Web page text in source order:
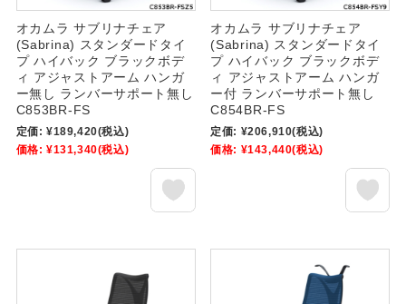
オカムラ サブリナチェア
(Sabrina) スタンダードタイ
プ ハイバック ブラックボデ
ィ アジャストアーム ハンガ
ー無し ランバーサポート無し
C853BR-FS
定価: ¥189,420(税込)
価格: ¥131,340(税込)
オカムラ サブリナチェア
(Sabrina) スタンダードタイ
プ ハイバック ブラックボデ
ィ アジャストアーム ハンガ
ー付 ランバーサポート無し
C854BR-FS
定価: ¥206,910(税込)
価格: ¥143,440(税込)